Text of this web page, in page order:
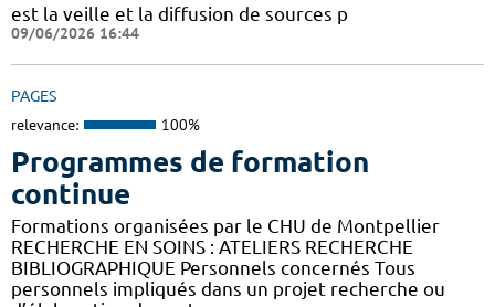
est la veille et la diffusion de sources p
09/06/2026 16:44
PAGES
relevance: 100%
Programmes de formation
continue
Formations organisées par le CHU de Montpellier
RECHERCHE EN SOINS : ATELIERS RECHERCHE
BIBLIOGRAPHIQUE Personnels concernés Tous
personnels impliqués dans un projet recherche ou